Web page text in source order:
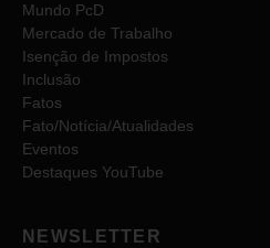
Mundo PcD
Mercado de Trabalho
Isenção de Impostos
Inclusão
Fatos
Fato/Notícia/Atualidades
Eventos
Destaques YouTube
NEWSLETTER